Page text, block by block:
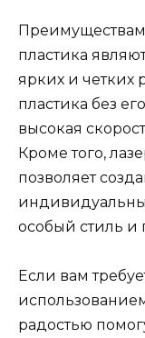
пластика
ярких и четких
пластика без
высокая
Кроме того,
позволяет
особый стиль и
Если вам
радостью